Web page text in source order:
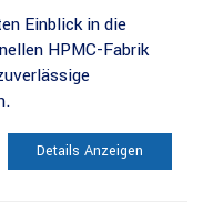
Einblick in die
HPMC-Fabrik
Details Anzeigen